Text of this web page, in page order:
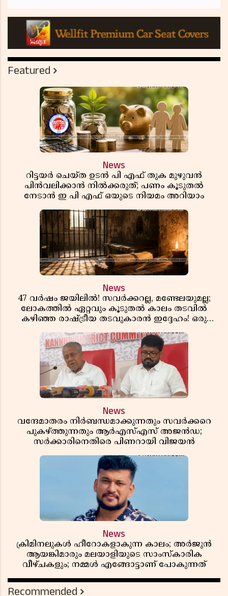
Featured
News
റിട്ടയർ ചെയ്ത ഉടൻ പി എഫ് തുക മുഴുവൻ
പിൻവലിക്കാൻ നിൽക്കരുത്; പണം കൂടുതൽ
നേടാൻ ഇ പി എഫ് ഒയുടെ നിയമം അറിയാം
News
47 വർഷം ജയിലിൽ! സവർക്കറല്ല, മണ്ടേലയുമല്ല;
ലോകത്തിൽ ഏറ്റവും കൂടുതൽ കാലം തടവിൽ
കഴിഞ്ഞ രാഷ്ട്രീയ തടവുകാരൻ ഇദ്ദേഹം! ഒരു
News
വന്ദേമാതരം നിർബന്ധമാക്കുന്നതും സവർക്കറെ
പുകഴ്ത്തുന്നതും ആർഎസ്എസ് അജൻഡ;
സർക്കാരിനെതിരെ പിണറായി വിജയൻ
News
ക്രിമിനലുകൾ ഹീറോകളാകുന്ന കാലം; അർജുൻ
ആയങ്കിമാരും മലയാളിയുടെ സാംസ്കാരിക
വീഴ്ചകളും; നമ്മൾ എങ്ങോട്ടാണ് പോകുന്നത്
Recommended